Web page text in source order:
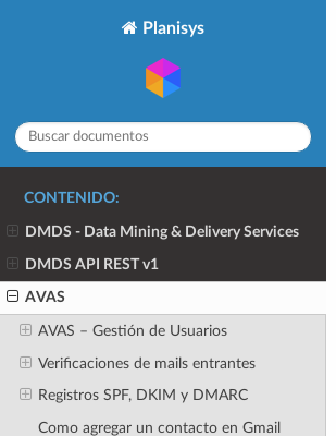
Planisys
CONTENIDO:
DMDS - Data Mining & Delivery Services
DMDS API REST v1
AVAS
AVAS – Gestión de Usuarios
Verificaciones de mails entrantes
Registros SPF, DKIM y DMARC
Como agregar un contacto en Gmail